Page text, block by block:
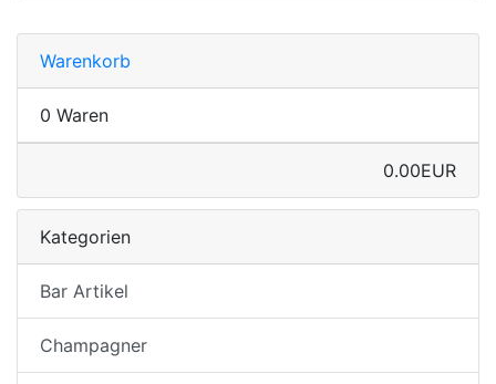
Warenkorb
0 Waren
0.00EUR
Kategorien
Bar Artikel
Champagner